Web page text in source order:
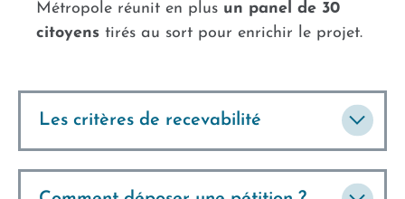
Métropole réunit en plus un panel de 30
citoyens tirés au sort pour enrichir le projet.
Les critères de recevabilité